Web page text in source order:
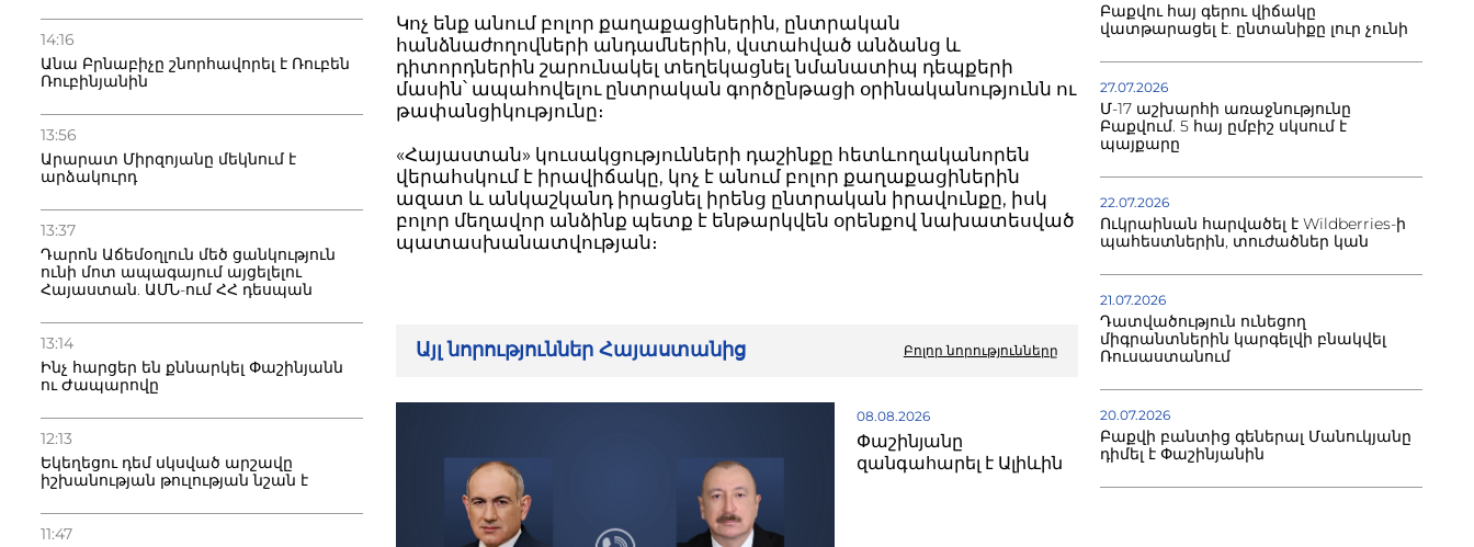
14:16
Անա Բրնաբիչը շնորհավորել է Ռուբեն
Ռուբինյանին
13:56
Արարատ Միրզոյանը մեկնում է
արձակուրդ
13:37
Դարոն Աճեմօղլուն մեծ ցանկություն
ունի մոտ ապագայում այցելելու
Հայաստան. ԱՄՆ-ում ՀՀ դեսպան
13:14
Ինչ հարցեր են քննարկել Փաշինյանն
ու Ժապարովը
12:13
Եկեղեցու դեմ սկսված արշավը
իշխանության թուլության նշան է
11:47
Կոչ ենք անում բոլոր քաղաքացիներին, ընտրական
հանձնաժողովների անդամներին, վստահված անձանց և
դիտորդներին շարունակել տեղեկացնել նմանատիպ դեպքերի
մասին՝ ապահովելու ընտրական գործընթացի օրինականությունն ու
թափանցիկությունը։
«Հայաստան» կուսակցությունների դաշինքը հետևողականորեն
վերահսկում է իրավիճակը, կոչ է անում բոլոր քաղաքացիներին
ազատ և անկաշկանդ իրացնել իրենց ընտրական իրավունքը, իսկ
բոլոր մեղավոր անձինք պետք է ենթարկվեն օրենքով նախատեսված
պատասխանատվության։
Այլ նորություններ Հայաստանից Բոլոր նորությունները
08.08.2026
Փաշինյանը
զանգահարել է Ալիևին
Բաքվու հայ գերու վիճակը
վատթարացել է. ընտանիքը լուր չունի
27.07.2026
Մ-17 աշխարհի առաջնությունը
Բաքվում. 5 հայ ըմբիշ սկսում է
պայքարը
22.07.2026
Ուկրաինան հարվածել է Wildberries-ի
պահեստներին, տուժածներ կան
21.07.2026
Դատվածություն ունեցող
միգրանտներին կարգելվի բնակվել
Ռուսաստանում
20.07.2026
Բաքվի բանտից գեներալ Մանուկյանը
դիմել է Փաշինյանին